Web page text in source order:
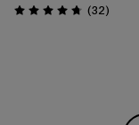
Évaluation: 4.8 / 5
(32Avis
)